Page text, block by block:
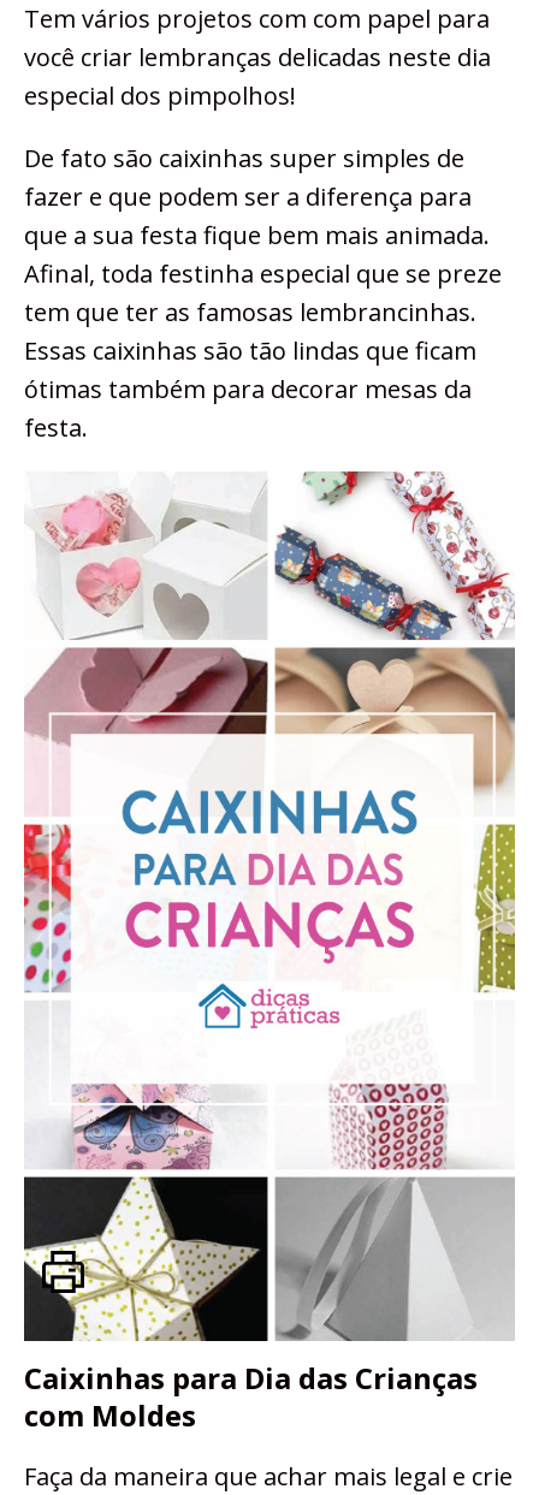
Tem vários projetos com com papel para
você criar lembranças delicadas neste dia
especial dos pimpolhos!
De fato são caixinhas super simples de
fazer e que podem ser a diferença para
que a sua festa fique bem mais animada.
Afinal, toda festinha especial que se preze
tem que ter as famosas lembrancinhas.
Essas caixinhas são tão lindas que ficam
ótimas também para decorar mesas da
festa.
Caixinhas para Dia das Crianças
com Moldes
Faça da maneira que achar mais legal e crie